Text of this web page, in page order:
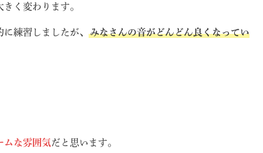
く変わります。
練習しましたが、 みなさんの音がどんどん良くなってい
ムな雰囲気だと思います。